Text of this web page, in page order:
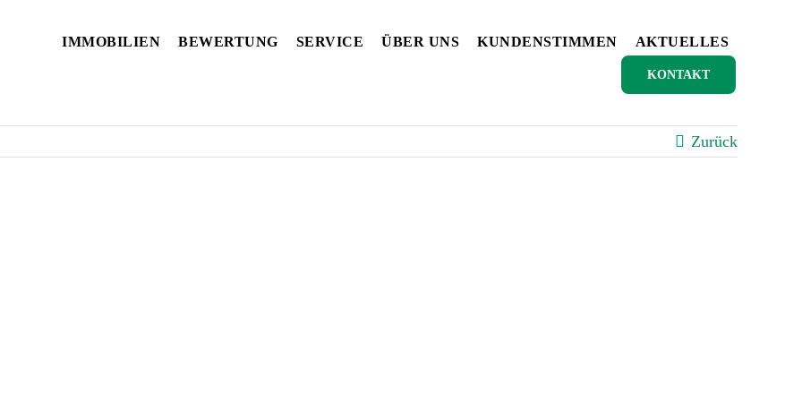
IMMOBILIEN BEWERTUNG SERVICE ÜBER UNS KUNDENSTIMMEN AKTUELLES
KONTAKT
Zurück